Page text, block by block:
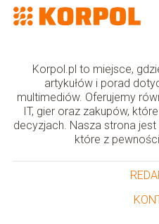
Korpol.pl to miejsce,
artykułów i porad
multimediów. Oferujemy
IT, gier oraz zakupów,
decyzjach. Nasza strona
które z